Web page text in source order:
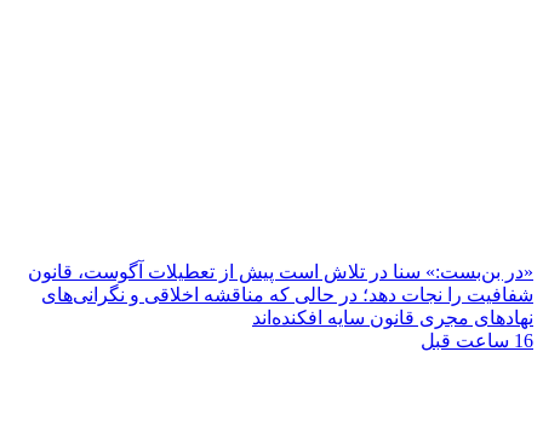
«در بن‌بست:» سنا در تلاش است پیش از تعطیلات آگوست، قانون
شفافیت را نجات دهد؛ در حالی که مناقشه اخلاقی و نگرانی‌های
نهادهای مجری قانون سایه افکنده‌اند
16 ساعت قبل